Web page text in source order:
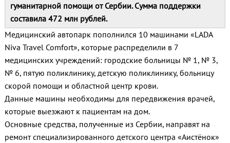
гуманитарной помощи от Сербии. Сумма поддержки
составила 472 млн рублей.
Медицинский автопарк пополнился 10 машинами «LADA
Niva Travel Comfort», которые распределили в 7
медицинских учреждений: городские больницы № 1, № 3,
№ 6, пятую поликлинику, детскую поликлинику, больницу
скорой помощи и областной центр крови.
Данные машины необходимы для передвижения врачей,
которые выезжают к пациентам на дом.
Основные средства, полученные из Сербии, направят на
ремонт специализированного детского центра «Аистёнок»